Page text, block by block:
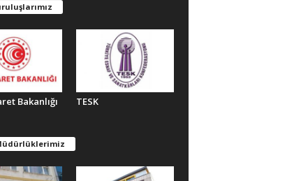
Bakanlığı TESK